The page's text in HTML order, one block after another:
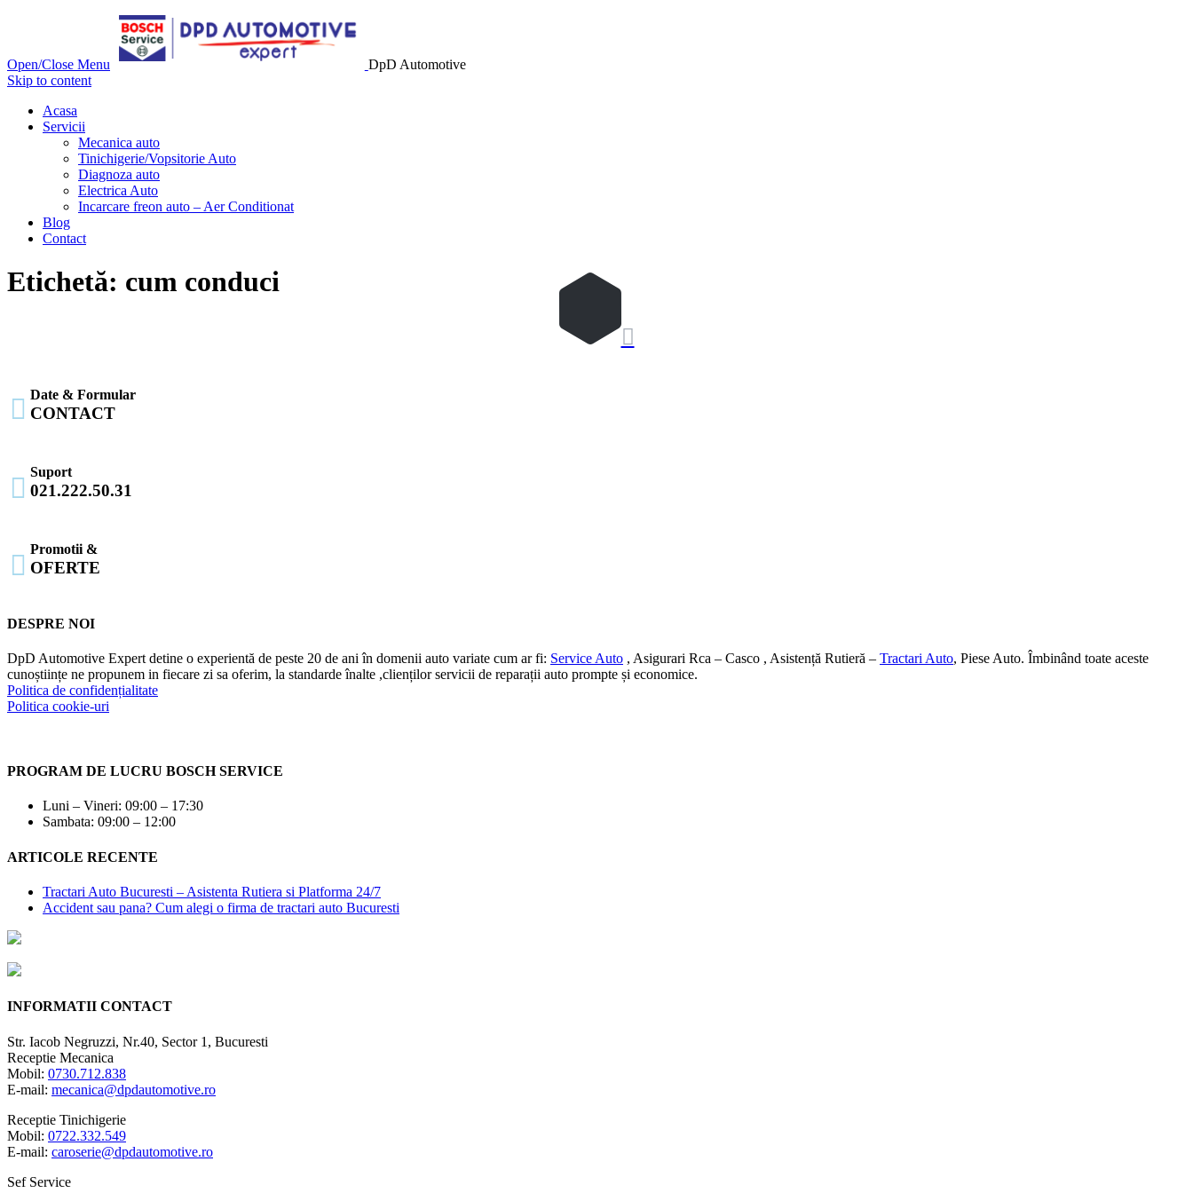
Open/Close Menu
DpD Automotive
Skip to content
Acasa
Servicii
Mecanica auto
Tinichigerie/Vopsitorie Auto
Diagnoza auto
Electrica Auto
Incarcare freon auto – Aer Conditionat
Blog
Contact
Etichetă: cum conduci

 Date & Formular
CONTACT

Suport
021.222.50.31

Promotii &
OFERTE
DESPRE NOI
DpD Automotive Expert detine o experientă de peste 20 de ani în domenii auto variate cum ar fi: Service Auto , Asigurari Rca – Casco , Asistență Rutieră – Tractari Auto, Piese Auto. Îmbinând toate aceste
cunoștiințe ne propunem in fiecare zi sa oferim, la standarde înalte ,clienților servicii de reparații auto prompte și economice.
Politica de confidențialitate
Politica cookie-uri
PROGRAM DE LUCRU BOSCH SERVICE
Luni – Vineri: 09:00 – 17:30
Sambata: 09:00 – 12:00
ARTICOLE RECENTE
Tractari Auto Bucuresti – Asistenta Rutiera si Platforma 24/7
Accident sau pana? Cum alegi o firma de tractari auto Bucuresti
INFORMATII CONTACT
Str. Iacob Negruzzi, Nr.40, Sector 1, Bucuresti
Receptie Mecanica
Mobil: 0730.712.838
E-mail: mecanica@dpdautomotive.ro
Receptie Tinichigerie
Mobil: 0722.332.549
E-mail: caroserie@dpdautomotive.ro
Sef Service